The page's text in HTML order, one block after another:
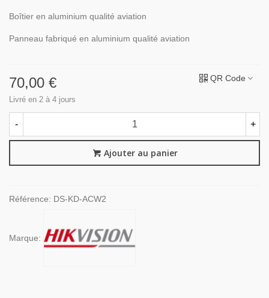
Boîtier en aluminium qualité aviation
Panneau fabriqué en aluminium qualité aviation
70,00 €
Livré en 2 à 4 jours
QR Code
- +
Ajouter au panier
Référence: DS-KD-ACW2
Marque: